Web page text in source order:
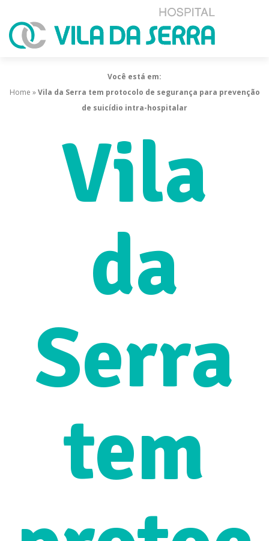
Você está em:
Home »Vila da Serra tem protocolo de segurança para prevenção
de suicídio intra-hospitalar
Vila
da
Serra
tem